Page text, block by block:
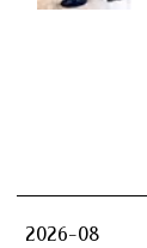
2026-08